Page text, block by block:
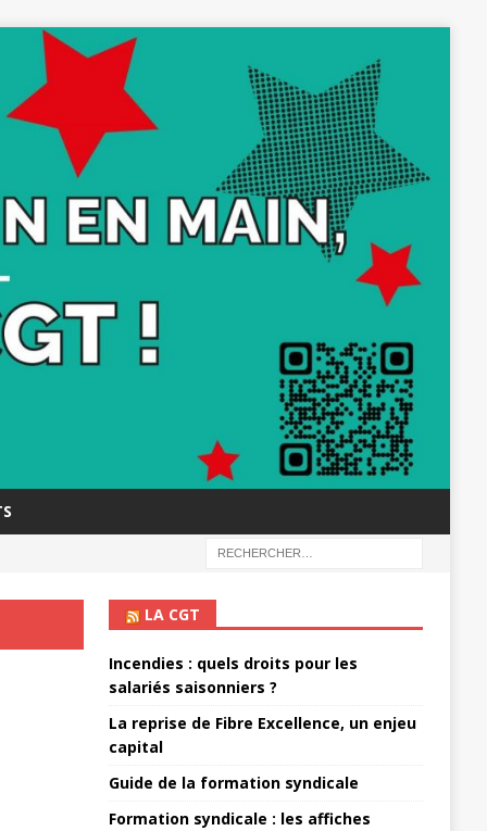
LA CGT
Incendies : quels droits pour les
salariés saisonniers ?
La reprise de Fibre Excellence, un enjeu
capital
Guide de la formation syndicale
Formation syndicale : les affiches